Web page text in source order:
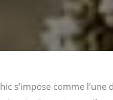
s’impose comme l’une